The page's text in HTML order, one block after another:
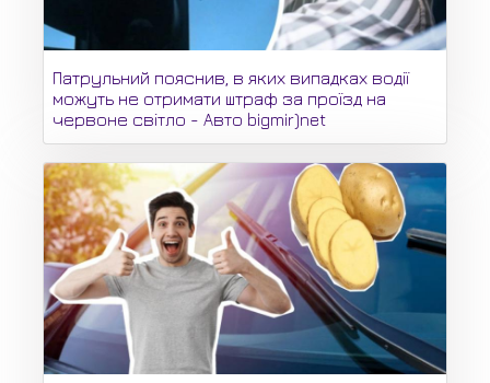
Патрульний пояснив, в яких випадках водії
можуть не отримати штраф за проїзд на
червоне світло - Авто bigmir)net